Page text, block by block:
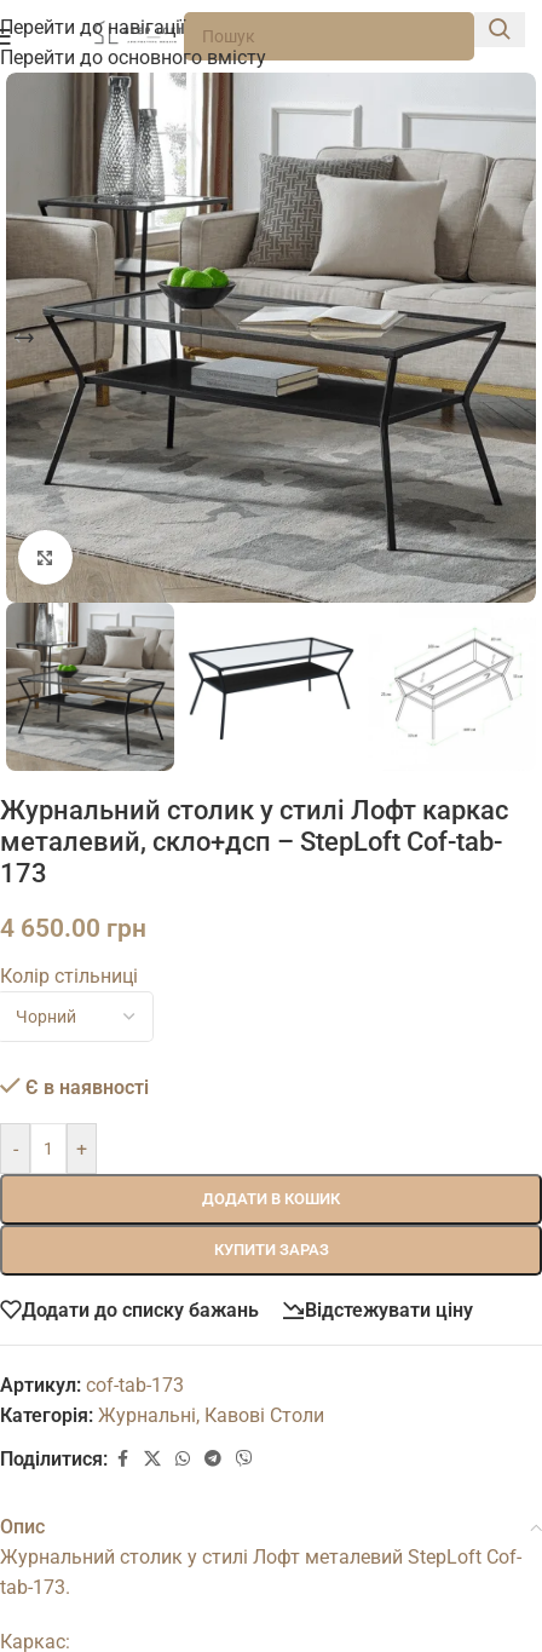
Перейти до навігації
Перейти до основного вмісту
Натисніть, щоб збільшити
Журнальний столик у стилі Лофт каркас
металевий, скло+дсп – StepLoft Cof-tab-
173
4 650.00 грн
Колір стільниці
Є в наявності
- +
ДОДАТИ В КОШИК
КУПИТИ ЗАРАЗ
Додати до списку бажань Відстежувати ціну
Артикул: cof-tab-173
Категорія: Журнальні, Кавові Столи
Поділитися:
Опис
Журнальний столик у стилі Лофт металевий StepLoft Cof-
tab-173.
Каркас: